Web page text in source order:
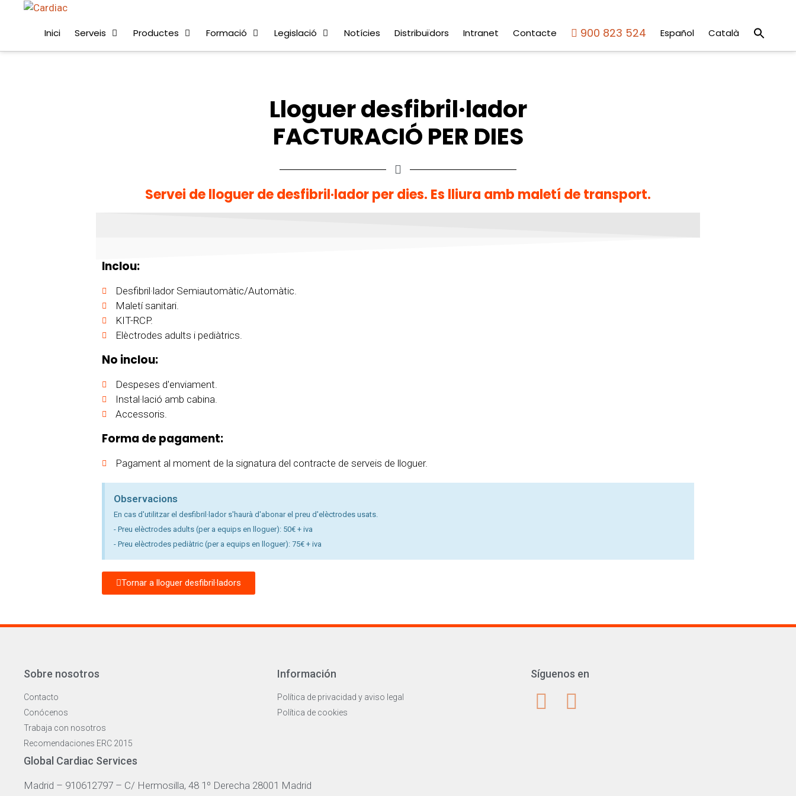
Inici Serveis Productes Formació Legislació Notícies Distribuïdors Intranet Contacte 900 823 524 Español Català
Lloguer desfibril·lador
FACTURACIÓ PER DIES
Servei de lloguer de desfibril·lador per dies. Es lliura amb maletí de transport.
Inclou:
Desfibril·lador Semiautomàtic/Automàtic.
Maletí sanitari.
KIT-RCP.
Elèctrodes adults i pediàtrics.
No inclou:
Despeses d'enviament.
Instal·lació amb cabina.
Accessoris.
Forma de pagament:
Pagament al moment de la signatura del contracte de serveis de lloguer.
Observacions
En cas d'utilitzar el desfibril·lador s'haurà d'abonar el preu d'elèctrodes usats.
- Preu elèctrodes adults (per a equips en lloguer): 50€ + iva
- Preu elèctrodes pediàtric (per a equips en lloguer): 75€ + iva
Tornar a lloguer desfibril·ladors
Sobre nosotros
Contacto
Conócenos
Trabaja con nosotros
Recomendaciones ERC 2015
Información
Política de privacidad y aviso legal
Política de cookies
Síguenos en
Global Cardiac Services
Madrid – 910612797 – C/ Hermosilla, 48 1º Derecha 28001 Madrid